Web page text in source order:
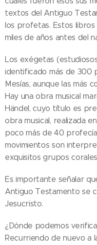
textos del Antiguo
los profetas. Estos
miles de años antes del
Los exégetas
identificado más de 300
Mesías, aunque las más
Hay una obra musical
Händel, cuyo título es
obra musical, realizada
poco más de 40
movimientos son
exquisitos grupos
Es importante señalar
Antiguo Testamento se
Jesucristo.
¿Dónde podemos
Recurriendo de nuevo a